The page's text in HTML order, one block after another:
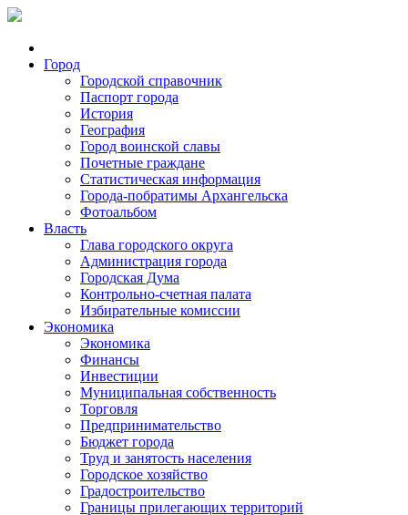
Город
Городской справочник
Паспорт города
История
География
Город воинской славы
Почетные граждане
Статистическая информация
Города-побратимы Архангельска
Фотоальбом
Власть
Глава городского округа
Администрация города
Городская Дума
Контрольно-счетная палата
Избирательные комиссии
Экономика
Экономика
Финансы
Инвестиции
Муниципальная собственность
Торговля
Предпринимательство
Бюджет города
Труд и занятость населения
Городское хозяйство
Градостроительство
Границы прилегающих территорий